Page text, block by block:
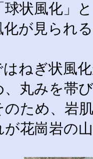
球状風化」
化が見られ
ねぎ状風
、丸みを帯
のため、岩
が花崗岩の